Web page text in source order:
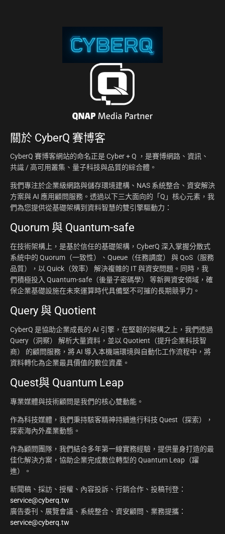
關於 CyberQ 賽博客
CyberQ 賽博客網站的命名正是 Cyber + Q ，是賽博網路、資訊、
共識 / 高可用叢集、量子科技與品質的綜合體。
我們專注於企業級網路與儲存環境建構、NAS 系統整合、資安解決
方案與 AI 應用顧問服務。透過以下三大面向的「Q」核心元素，我
們為您提供從基礎架構到資料智慧的雙引擎驅動力：
Quorum 與 Quantum-safe
在技術架構上，是基於信任的基礎架構，CyberQ 深入掌握分散式
系統中的 Quorum（一致性）、Queue（任務調度） 與 QoS（服務
品質），以 Quick（效率） 解決複雜的 IT 與資安問題。同時，我
們積極投入 Quantum-safe（後量子密碼學） 等新興資安領域，確
保企業基礎設施在未來運算時代具備堅不可摧的長期競爭力。
Query 與 Quotient
CyberQ 是協助企業成長的 AI 引擎，在堅韌的架構之上，我們透過
Query（洞察） 解析大量資料，並以 Quotient（提升企業科技智
商） 的顧問服務，將 AI 導入本機端環境與自動化工作流程中，將
資料轉化為企業最具價值的數位資產。
Quest與 Quantum Leap
專業媒體與技術顧問是我們的核心雙動能。
作為科技媒體，我們秉持駭客精神持續進行科技 Quest（探索），
探索海內外產業動態。
作為顧問團隊，我們結合多年第一線實務經驗，提供量身打造的最
佳化解決方案，協助企業完成數位轉型的 Quantum Leap（躍
進）。
新聞稿、採訪、授權、內容投訴、行銷合作、投稿刊登：
service@cyberq.tw
廣告委刊、展覽會議、系統整合、資安顧問、業務提攜：
service@cyberq.tw